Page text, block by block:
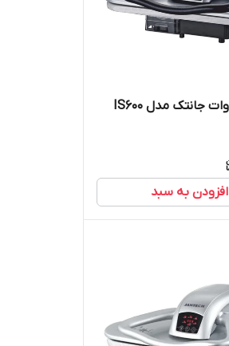
اتو پرس 1600 وات جانتک مدل IS600
افزودن به سبد